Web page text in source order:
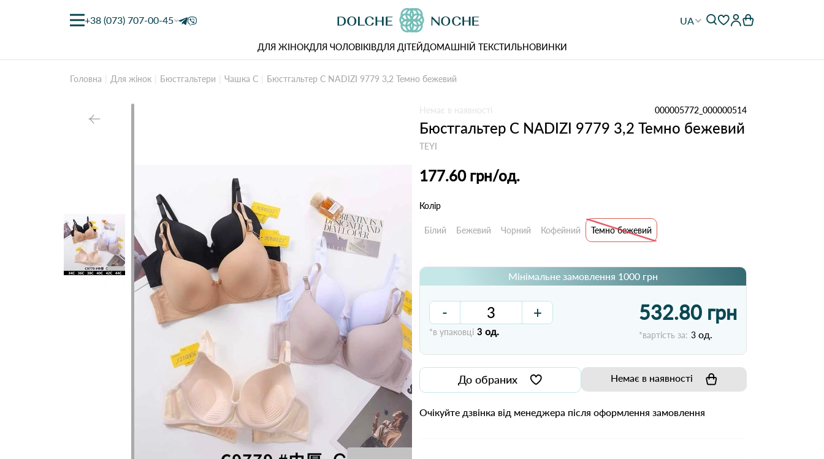
+38 (073) 707-00-45 UA
ДЛЯ ЖІНОКДЛЯ ЧОЛОВІКІВДЛЯ ДІТЕЙДОМАШНІЙ ТЕКСТИЛЬНОВИНКИ
Головна Для жінок Бюстгальтери Чашка C Бюстгальтер С NADIZI 9779 3,2 Темно бежевий
Немає в наявності 000005772_000000514
Бюстгальтер С NADIZI 9779 3,2 Темно бежевий
TEYI
177.60 грн/од.
Колір
Білий Бежевий Чорний Кофейний Темно бежевий
Мінімальне замовлення 1000 грн
- +
*в упаковці 3 од.
532.80 грн
*вартість за: 3 од.
До обраних Немає в наявності
Очікуйте дзвінка від менеджера після оформлення замовлення